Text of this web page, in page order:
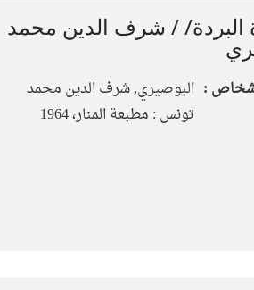
البردة/ / شرف الدين محمد
: البوصيري, شرف الدين محمد
تونس : مطبعة المنار، 1964